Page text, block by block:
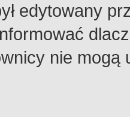
edytowany
nie